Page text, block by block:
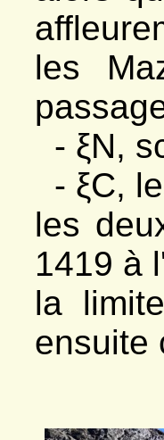
les
- ξN,
- ξC,
les
1419 à
la
ensuite